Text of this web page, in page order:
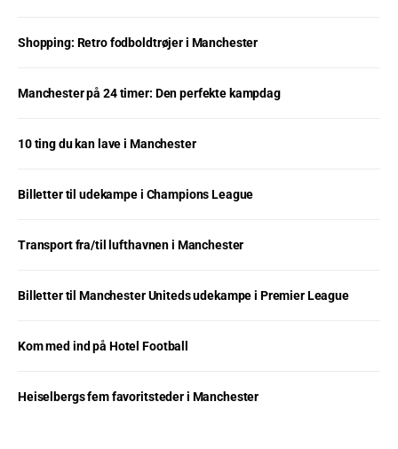
Shopping: Retro fodboldtrøjer i Manchester
Manchester på 24 timer: Den perfekte kampdag
10 ting du kan lave i Manchester
Billetter til udekampe i Champions League
Transport fra/til lufthavnen i Manchester
Billetter til Manchester Uniteds udekampe i Premier League
Kom med ind på Hotel Football
Heiselbergs fem favoritsteder i Manchester